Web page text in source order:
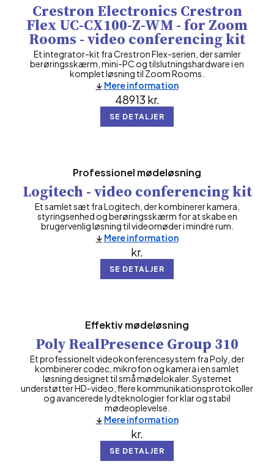
Crestron Electronics Crestron
Flex UC-CX100-Z-WM - for Zoom
Rooms - video conferencing kit
Et integrator-kit fra Crestron Flex-serien, der samler
berøringsskærm, mini-PC og tilslutningshardware i en
komplet løsning til Zoom Rooms.
48913 kr.
SE DETALJER
Mere information
Professionel mødeløsning
Logitech - video conferencing kit
Et samlet sæt fra Logitech, der kombinerer kamera,
styringsenhed og berøringsskærm for at skabe en
brugervenlig løsning til videomøder i mindre rum.
kr.
SE DETALJER
Mere information
Effektiv mødeløsning
Poly RealPresence Group 310
Et professionelt videokonferencesystem fra Poly, der
kombinerer codec, mikrofon og kamera i en samlet
løsning designet til små mødelokaler. Systemet
understøtter HD-video, flere kommunikationsprotokoller
og avancerede lydteknologier for klar og stabil
mødeoplevelse.
kr.
SE DETALJER
Mere information